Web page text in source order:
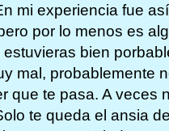
mi experiencia fue
por lo menos es
bien
mal, probablemente
que te pasa. A veces
te queda el ansia